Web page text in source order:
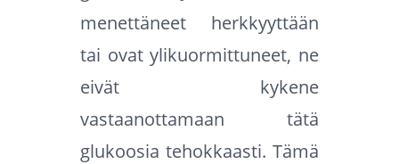
menettäneet herkkyyttään
tai ovat ylikuormittuneet, ne
eivät kykene
vastaanottamaan tätä
glukoosia tehokkaasti. Tämä